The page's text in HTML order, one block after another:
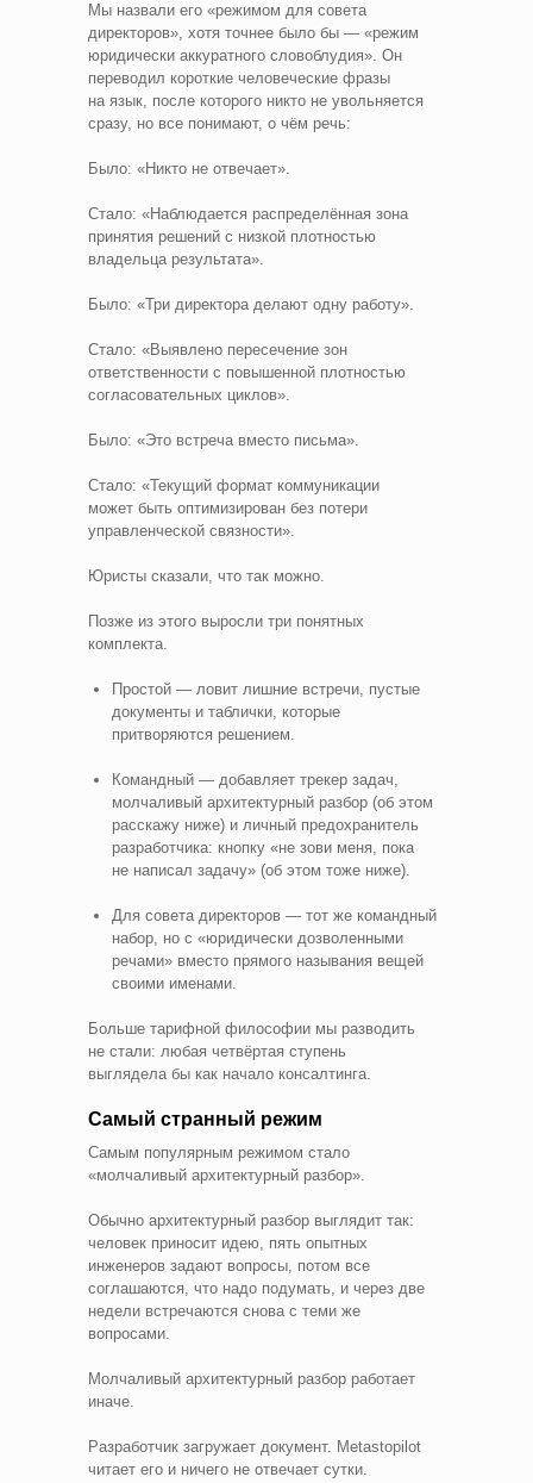
Мы назвали его «режимом для совета
директоров», хотя точнее было бы — «режим
юридически аккуратного словоблудия». Он
переводил короткие человеческие фразы
на язык, после которого никто не увольняется
сразу, но все понимают, о чём речь:
Было: «Никто не отвечает».
Стало: «Наблюдается распределённая зона
принятия решений с низкой плотностью
владельца результата».
Было: «Три директора делают одну работу».
Стало: «Выявлено пересечение зон
ответственности с повышенной плотностью
согласовательных циклов».
Было: «Это встреча вместо письма».
Стало: «Текущий формат коммуникации
может быть оптимизирован без потери
управленческой связности».
Юристы сказали, что так можно.
Позже из этого выросли три понятных
комплекта.
Простой — ловит лишние встречи, пустые
документы и таблички, которые
притворяются решением.
Командный — добавляет трекер задач,
молчаливый архитектурный разбор (об этом
расскажу ниже) и личный предохранитель
разработчика: кнопку «не зови меня, пока
не написал задачу» (об этом тоже ниже).
Для совета директоров — тот же командный
набор, но с «юридически дозволенными
речами» вместо прямого называния вещей
своими именами.
Больше тарифной философии мы разводить
не стали: любая четвёртая ступень
выглядела бы как начало консалтинга.
Самый странный режим
Самым популярным режимом стало
«молчаливый архитектурный разбор».
Обычно архитектурный разбор выглядит так:
человек приносит идею, пять опытных
инженеров задают вопросы, потом все
соглашаются, что надо подумать, и через две
недели встречаются снова с теми же
вопросами.
Молчаливый архитектурный разбор работает
иначе.
Разработчик загружает документ. Metastopilot
читает его и ничего не отвечает сутки.